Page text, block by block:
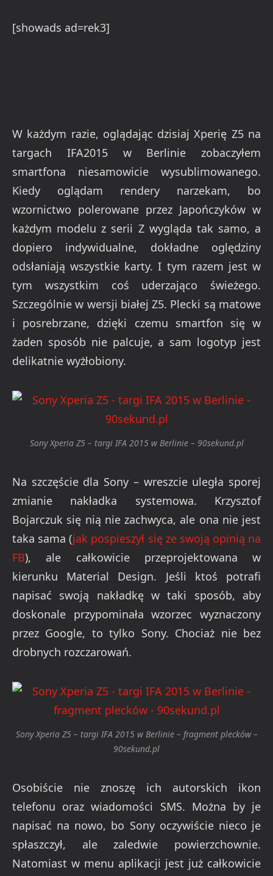
[showads ad=rek3]
W każdym razie, oglądając dzisiaj Xperię Z5 na
targach IFA2015 w Berlinie zobaczyłem
smartfona niesamowicie wysublimowanego.
Kiedy oglądam rendery narzekam, bo
wzornictwo polerowane przez Japończyków w
każdym modelu z serii Z wygląda tak samo, a
dopiero indywidualne, dokładne oględziny
odsłaniają wszystkie karty. I tym razem jest w
tym wszystkim coś uderzająco świeżego.
Szczególnie w wersji białej Z5. Plecki są matowe
i posrebrzane, dzięki czemu smartfon się w
żaden sposób nie palcuje, a sam logotyp jest
delikatnie wyżłobiony.
Sony Xperia Z5 – targi IFA 2015 w Berlinie – 90sekund.pl
Na szczęście dla Sony – wreszcie uległa sporej
zmianie nakładka systemowa. Krzysztof
Bojarczuk się nią nie zachwyca, ale ona nie jest
taka sama (jak pospieszył się ze swoją opinią na
FB), ale całkowicie przeprojektowana w
kierunku Material Design. Jeśli ktoś potrafi
napisać swoją nakładkę w taki sposób, aby
doskonale przypominała wzorzec wyznaczony
przez Google, to tylko Sony. Chociaż nie bez
drobnych rozczarowań.
Sony Xperia Z5 – targi IFA 2015 w Berlinie – fragment plecków –
90sekund.pl
Osobiście nie znoszę ich autorskich ikon
telefonu oraz wiadomości SMS. Można by je
napisać na nowo, bo Sony oczywiście nieco je
spłaszczył, ale zaledwie powierzchownie.
Natomiast w menu aplikacji jest już całkowicie